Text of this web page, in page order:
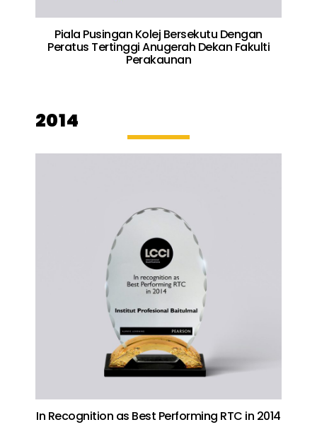
Piala Pusingan Kolej Bersekutu Dengan
Peratus Tertinggi Anugerah Dekan Fakulti
Perakaunan
2014
In Recognition as Best Performing RTC in 2014